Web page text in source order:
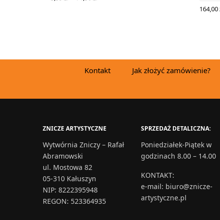
164,00
Kontakt Jak złożyć zamówienie?
ZNICZE ARTYSTYCZNE
Wytwórnia Zniczy – Rafał
Abramowski
ul. Mostowa 82
05-310 Kałuszyn
NIP: 8222395948
REGON: 523364935
SPRZEDAŻ DETALICZNA:
Poniedziałek-Piątek w
godzinach 8.00 – 14.00
KONTAKT:
e-mail: biuro@znicze-
artystyczne.pl